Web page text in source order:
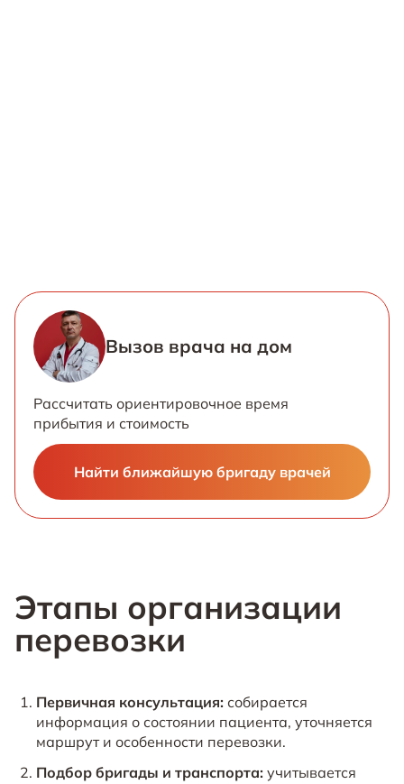
Вызов врача на дом
Рассчитать ориентировочное время
прибытия и стоимость
Найти ближайшую бригаду врачей
Этапы организации
перевозки
Первичная консультация: собирается
информация о состоянии пациента, уточняется
маршрут и особенности перевозки.
Подбор бригады и транспорта: учитывается